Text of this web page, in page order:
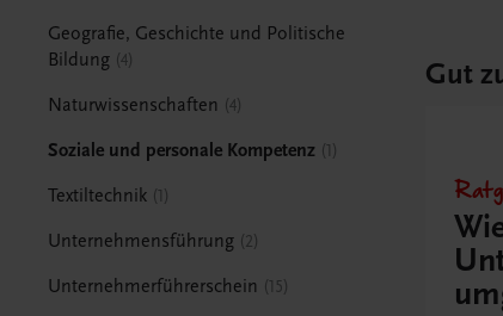
Geografie, Geschichte und Politische
Bildung 4
Naturwissenschaften 4
Soziale und personale Kompetenz 1
Textiltechnik 1
Unternehmensführung 2
Unternehmerführerschein 15
Gut